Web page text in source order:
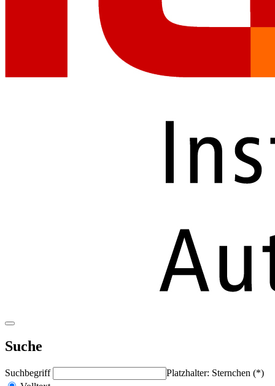
Suche
Suchbegriff
Platzhalter: Sternchen (*)